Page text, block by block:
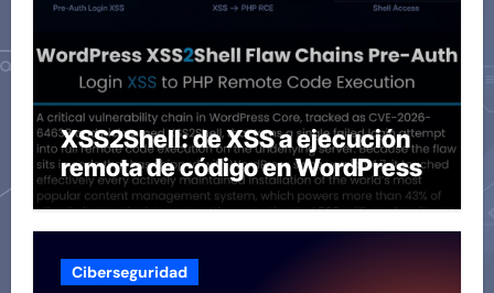
XSS2Shell: de XSS a ejecución
remota de código en WordPress
Ciberseguridad